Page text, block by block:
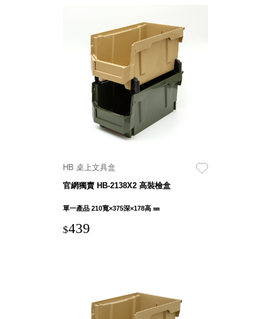
台灣 立物創意
台灣 Aholic
台灣 洛陽紙櫃
SOTHING 向
物
台灣 ZENLET
台灣 LIGHT
WAY
台灣 Moosy
台灣 LuvHome
德國 TROIKA
HB 桌上文具盒
官網獨賣 HB-2138X2 高裝檢盒
單一產品 210寬×375深×178高 ㎜
$439